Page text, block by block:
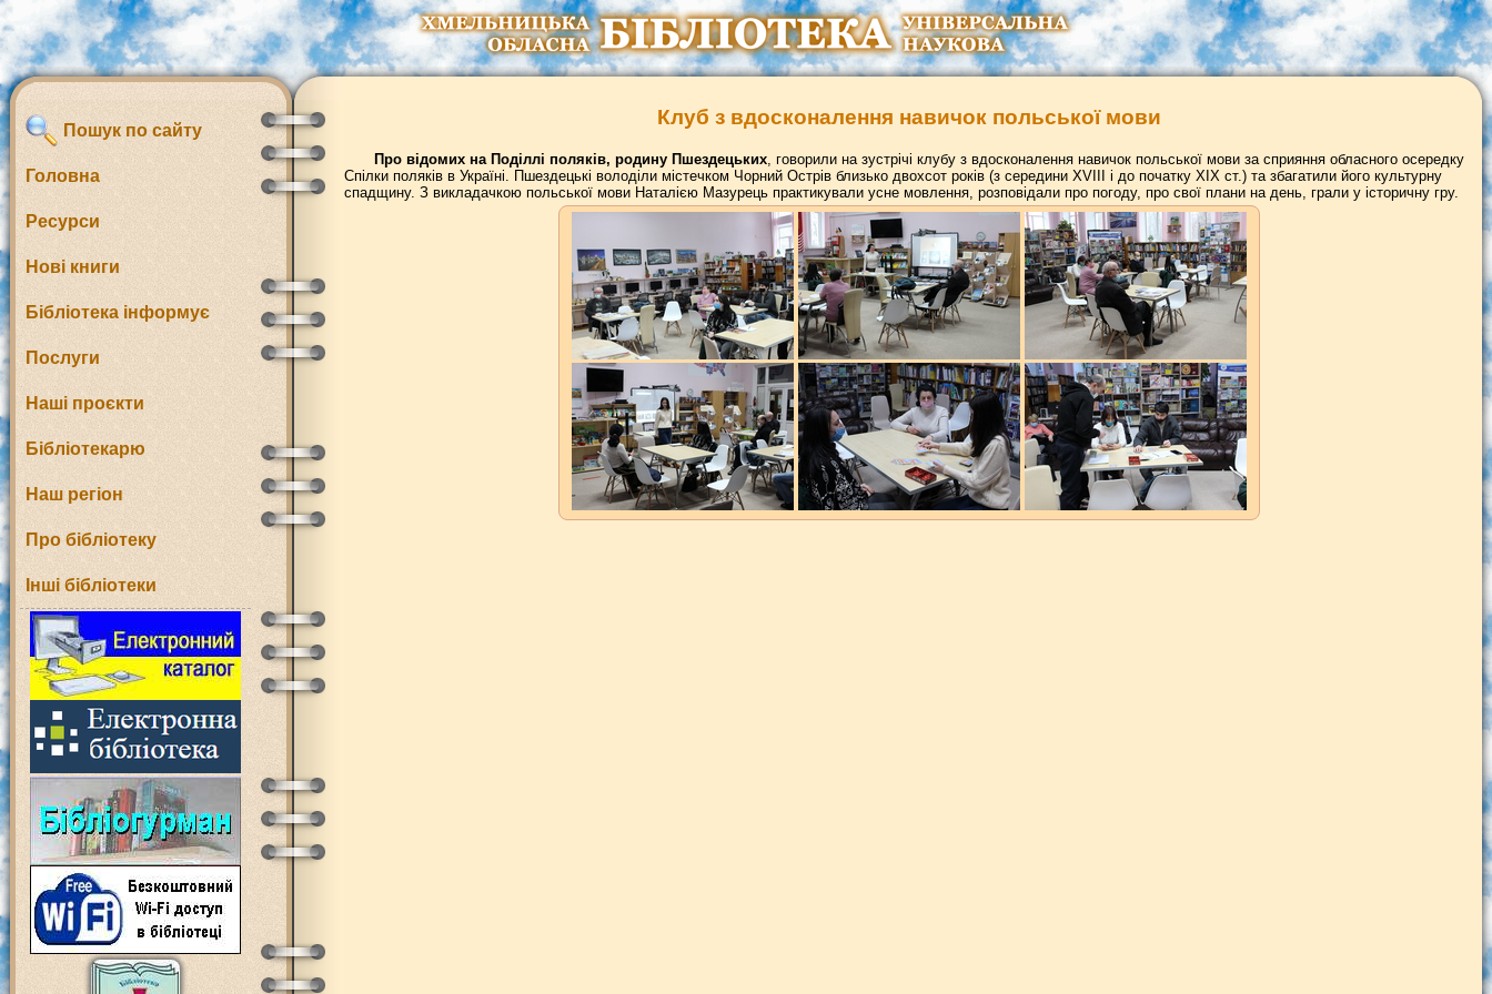
Пошук по сайту
Головна
Ресурси
Нові книги
Бібліотека інформує
Послуги
Наші проєкти
Бібліотекарю
Наш регіон
Про бібліотеку
Інші бібліотеки
Клуб з вдосконалення навичок польської мови
Про відомих на Поділлі поляків, родину Пшездецьких, говорили на зустрічі клубу з вдосконалення навичок польської мови за сприяння обласного осередку
Спілки поляків в Україні. Пшездецькі володіли містечком Чорний Острів близько двохсот років (з середини XVIІІ і до початку ХІХ ст.) та збагатили його культурну
спадщину. З викладачкою польської мови Наталією Мазурець практикували усне мовлення, розповідали про погоду, про свої плани на день, грали у історичну гру.